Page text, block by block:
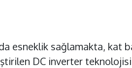
esneklik sağlamakta, kat
DC inverter